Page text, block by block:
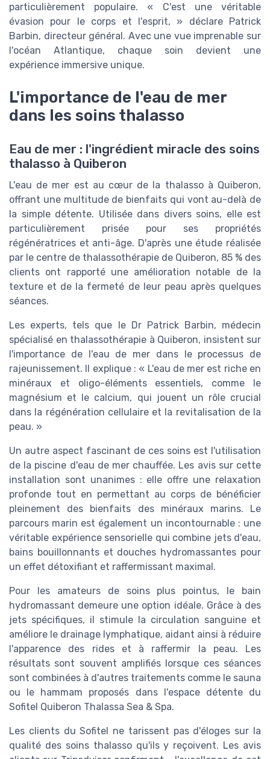
particulièrement populaire. « C'est une véritable
évasion pour le corps et l'esprit, » déclare Patrick
Barbin, directeur général. Avec une vue imprenable sur
l'océan Atlantique, chaque soin devient une
expérience immersive unique.
L'importance de l'eau de mer
dans les soins thalasso
Eau de mer : l'ingrédient miracle des soins
thalasso à Quiberon
L'eau de mer est au cœur de la thalasso à Quiberon,
offrant une multitude de bienfaits qui vont au-delà de
la simple détente. Utilisée dans divers soins, elle est
particulièrement prisée pour ses propriétés
régénératrices et anti-âge. D'après une étude réalisée
par le centre de thalassothérapie de Quiberon, 85 % des
clients ont rapporté une amélioration notable de la
texture et de la fermeté de leur peau après quelques
séances.
Les experts, tels que le Dr Patrick Barbin, médecin
spécialisé en thalassothérapie à Quiberon, insistent sur
l'importance de l'eau de mer dans le processus de
rajeunissement. Il explique : « L'eau de mer est riche en
minéraux et oligo-éléments essentiels, comme le
magnésium et le calcium, qui jouent un rôle crucial
dans la régénération cellulaire et la revitalisation de la
peau. »
Un autre aspect fascinant de ces soins est l'utilisation
de la piscine d'eau de mer chauffée. Les avis sur cette
installation sont unanimes : elle offre une relaxation
profonde tout en permettant au corps de bénéficier
pleinement des bienfaits des minéraux marins. Le
parcours marin est également un incontournable : une
véritable expérience sensorielle qui combine jets d'eau,
bains bouillonnants et douches hydromassantes pour
un effet détoxifiant et raffermissant maximal.
Pour les amateurs de soins plus pointus, le bain
hydromassant demeure une option idéale. Grâce à des
jets spécifiques, il stimule la circulation sanguine et
améliore le drainage lymphatique, aidant ainsi à réduire
l'apparence des rides et à raffermir la peau. Les
résultats sont souvent amplifiés lorsque ces séances
sont combinées à d'autres traitements comme le sauna
ou le hammam proposés dans l'espace détente du
Sofitel Quiberon Thalassa Sea & Spa.
Les clients du Sofitel ne tarissent pas d'éloges sur la
qualité des soins thalasso qu'ils y reçoivent. Les avis